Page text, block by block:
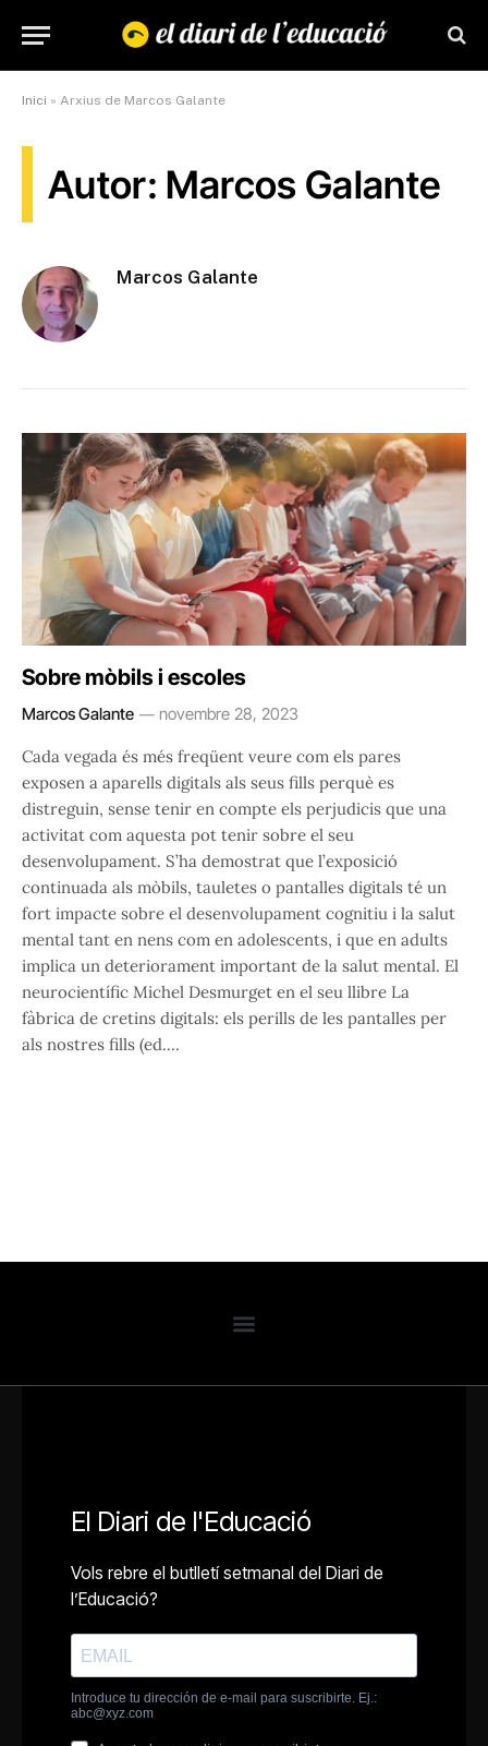
Inici » Arxius de Marcos Galante
Autor: Marcos Galante
Marcos Galante
Sobre mòbils i escoles
Marcos Galante novembre 28, 2023
Cada vegada és més freqüent veure com els pares
exposen a aparells digitals als seus fills perquè es
distreguin, sense tenir en compte els perjudicis que una
activitat com aquesta pot tenir sobre el seu
desenvolupament. S’ha demostrat que l’exposició
continuada als mòbils, tauletes o pantalles digitals té un
fort impacte sobre el desenvolupament cognitiu i la salut
mental tant en nens com en adolescents, i que en adults
implica un deteriorament important de la salut mental. El
neurocientífic Michel Desmurget en el seu llibre La
fàbrica de cretins digitals: els perills de les pantalles per
als nostres fills (ed.…